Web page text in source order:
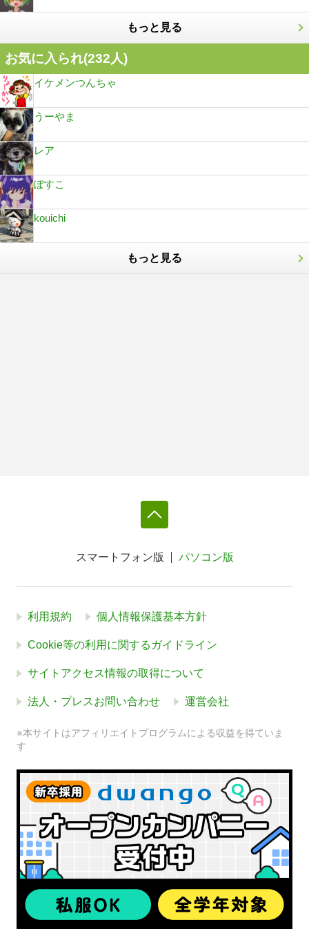
もっと見る
お気に入られ(232人)
イケメンつんちゃ
うーやま
レア
ぽすこ
kouichi
もっと見る
スマートフォン版 パソコン版
利用規約 個人情報保護基本方針
Cookie等の利用に関するガイドライン
サイトアクセス情報の取得について
法人・プレスお問い合わせ 運営会社
※本サイトはアフィリエイトプログラムによる収益を得ていま
す